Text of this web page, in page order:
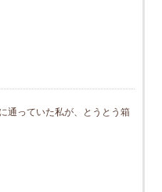
通っていた私が、とうとう箱